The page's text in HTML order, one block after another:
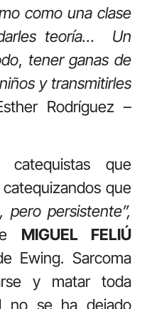
como una clase
teoría… Un
, tener ganas de
y transmitirles
Rodríguez –
que
que
pero persistente”,
MIGUEL FELIÚ
Ewing. Sarcoma
y matar toda
no se ha dejado